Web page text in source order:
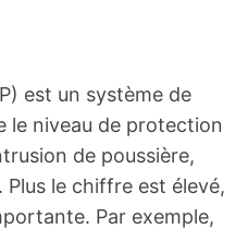
est un système de
le niveau de protection
de poussière,
Plus le chiffre est élevé,
Par exemple,